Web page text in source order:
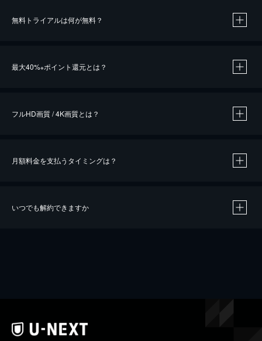
無料トライアルは何が無料？
最大40%※ポイント還元とは？
※40％ポイント還元の対象は、クレジットカード決済による作品の購入 / レンタルです。
iOSアプリのUコイン決済による作品の購入 / レンタルは、20％のポイント還元です。
フルHD画質 / 4K画質とは？
月額料金を支払うタイミングは？
いつでも解約できますか